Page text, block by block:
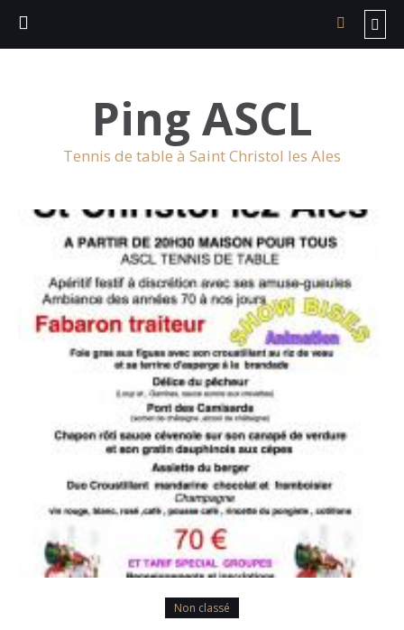
Ping ASCL
Tennis de table à Saint Christol les Ales
Non classé